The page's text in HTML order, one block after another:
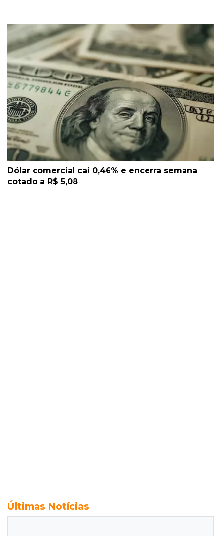
Dólar comercial cai 0,46% e encerra semana
cotado a R$ 5,08
Últimas Notícias